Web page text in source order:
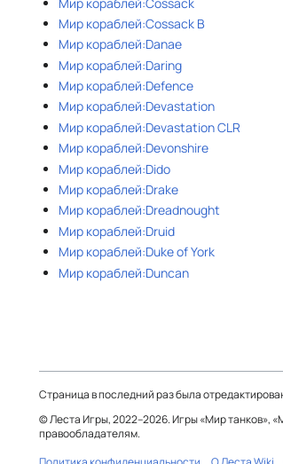
Мир кораблей:Cossack B
Мир кораблей:Danae
Мир кораблей:Daring
Мир кораблей:Defence
Мир кораблей:Devastation
Мир кораблей:Devastation CLR
Мир кораблей:Devonshire
Мир кораблей:Dido
Мир кораблей:Drake
Мир кораблей:Dreadnought
Мир кораблей:Druid
Мир кораблей:Duke of York
Мир кораблей:Duncan
Страница в последний раз была
© Леста Игры, 2022–2026. Игры «Мир танков»,
правообладателям.